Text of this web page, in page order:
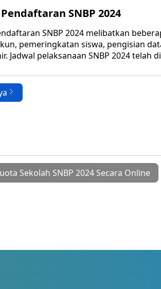
SNBP 2024
SNBP 2024 melibatkan
pemeringkatan siswa, pengisian
Jadwal pelaksanaan SNBP 2024 telah
Sekolah SNBP 2024 Secara Online